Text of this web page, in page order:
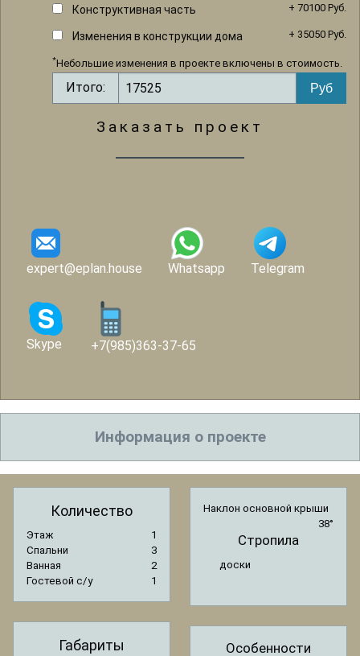
Конструктивная часть + 70100 Руб.
Изменения в конструкции дома + 35050 Руб.
*Небольшие изменения в проекте включены в стоимость.
Итого:
Заказать проект
expert@eplan.house Whatsapp Telegram
Skype +7(985)363-37-65
Информация о проекте
Количество
Этаж
1
Спальни
3
Ванная
2
Гостевой с/y
1
Габариты
Наклон основной крыши
38°
Стропила
доски
Особенности